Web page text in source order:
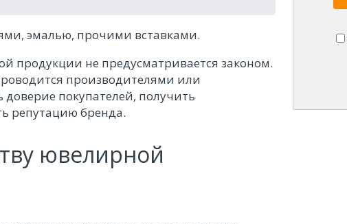
эмалью, прочими вставками.
продукции не предусматривается законом.
производителями или
покупателей, получить
репутацию бренда.
ювелирной